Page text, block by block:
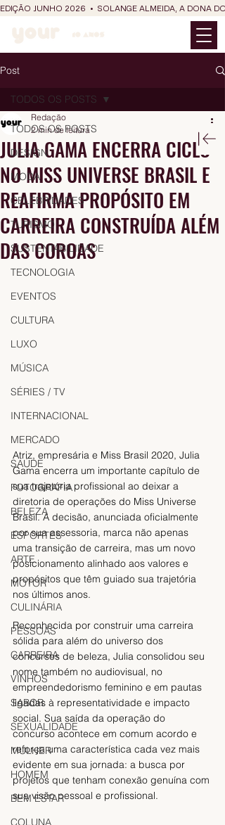
EDIÇÃO JUNHO 2026  •  SOLANGE ALMEIDA, A DONA
Post
TODOS OS POSTS
DESIGN
MODA
CELEBRIDADES
TURISMO
SUSTENTABILIDADE
TECNOLOGIA
EVENTOS
CULTURA
LUXO
MÚSICA
SÉRIES / TV
INTERNACIONAL
MERCADO
SAÚDE
FOTOGRAFIA
BELEZA
ESPORTES
ARTE
MOTOR
CULINÁRIA
PESSOAS
CARREIRA
VINHOS
SABOR
SEXUALIDADE
MULHER
HOMEM
BEM ESTAR
COLUNA
TODOS OS POSTS
JULIA GAMA ENCERRA CICLO
NO MISS UNIVERSE BRASIL E
REAFIRMA PROPÓSITO EM
CARREIRA CONSTRUÍDA ALÉM
DAS COROAS
Redação
2 min de leitura
Atriz, empresária e Miss Brasil 2020, Julia
Gama encerra um importante capítulo de
sua trajetória profissional ao deixar a
diretoria de operações do Miss Universe
Brasil. A decisão, anunciada oficialmente
por sua assessoria, marca não apenas
uma transição de carreira, mas um novo
posicionamento alinhado aos valores e
propósitos que têm guiado sua trajetória
nos últimos anos.
Reconhecida por construir uma carreira
sólida para além do universo dos
concursos de beleza, Julia consolidou seu
nome também no audiovisual, no
empreendedorismo feminino e em pautas
ligadas à representatividade e impacto
social. Sua saída da operação do
concurso acontece em comum acordo e
reforça uma característica cada vez mais
evidente em sua jornada: a busca por
projetos que tenham conexão genuína com
sua visão pessoal e profissional.